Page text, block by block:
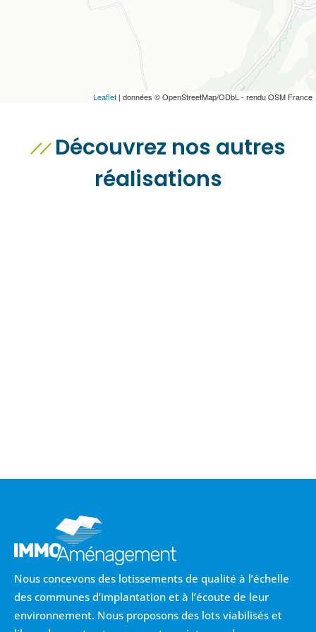
Leaflet | données © OpenStreetMap/ODbL - rendu OSM France
Découvrez nos autres
réalisations
Nous concevons des lotissements de qualité à l’échelle
des communes d’implantation et à l’écoute de leur
environnement. Nous proposons des lots viabilisés et